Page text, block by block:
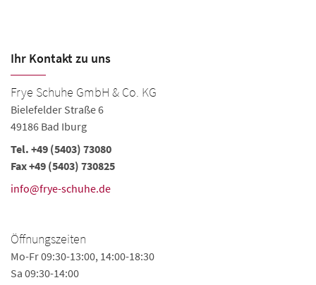
Ihr Kontakt zu uns
Frye Schuhe GmbH & Co. KG
Bielefelder Straße 6
49186 Bad Iburg
Tel. +49 (5403) 73080
Fax +49 (5403) 730825
info@frye-schuhe.de
Öffnungszeiten
Mo-Fr 09:30-13:00, 14:00-18:30
Sa 09:30-14:00